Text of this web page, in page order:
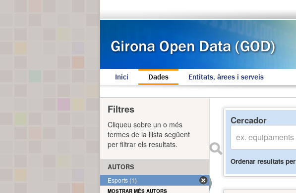
Inici Dades Entitats, àrees i serveis
Cercador
Ordenar resultats per
Filtres
Cliqueu sobre un o més
termes de la llista següent
per filtrar els resultats.
AUTORS
Esports (1)
MOSTRAR MÉS AUTORS